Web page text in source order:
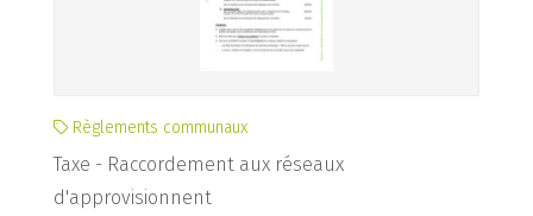
Règlements communaux
Taxe - Raccordement aux réseaux
d'approvisionnent